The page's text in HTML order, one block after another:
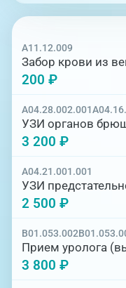
A11.12.009
Забор крови из
200 ₽
A04.28.002.001
УЗИ органов
3 200 ₽
A04.21.001.001
УЗИ
2 500 ₽
B01.053.002
Прием уролога
3 800 ₽